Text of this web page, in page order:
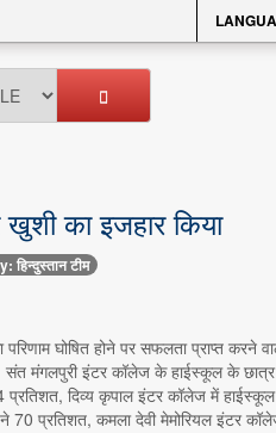
खुशी का इजहार किया
हिन्दुस्तान टीम
परिणाम घोषित होने पर सफलता प्राप्त
मंगलपुरी इंटर कॉलेज के हाईस्कूल के छात्र
प्रतिशत, दिव्य कृपाल इंटर कॉलेज में
ने 70 प्रतिशत, कमला देवी मेमोरियल इंटर